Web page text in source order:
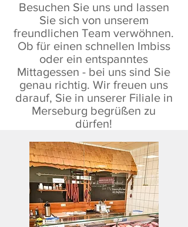
Besuchen Sie uns und lassen
Sie sich von unserem
freundlichen Team verwöhnen.
Ob für einen schnellen Imbiss
oder ein entspanntes
Mittagessen - bei uns sind Sie
genau richtig. Wir freuen uns
darauf, Sie in unserer Filiale in
Merseburg begrüßen zu
dürfen!